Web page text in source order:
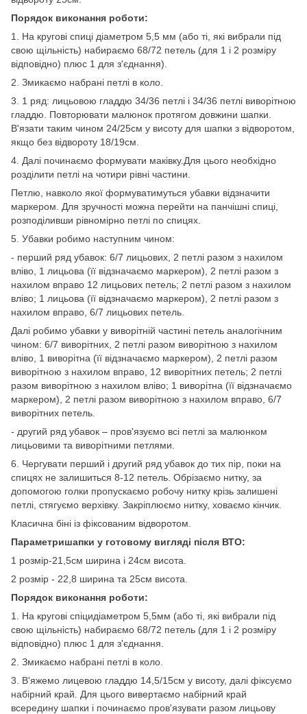
Порядок виконання роботи:
1. На кругові спиці діаметром 5,5 мм (або ті, які вибрали під
свою щільність) набираємо 68/72 петель (для 1 і 2 розміру
відповідно) плюс 1 для з'єднання).
2. Змикаємо набрані петлі в коло.
3. 1 ряд: лицьовою гладдю 34/36 петлі і 34/36 петлі виворітною
гладдю. Повторювати малюнок протягом довжини шапки.
В'язати таким чином 24/25см у висоту для шапки з відворотом,
якщо без відвороту 18/19см.
4. Далі починаємо формувати маківку.Для цього необхідно
розділити петлі на чотири рівні частини.
Петлю, навколо якої формуватимуться убавки відзначити
маркером. Для зручності можна перейти на панчішні спиці,
розподіливши рівномірно петлі по спицях.
5. Убавки робимо наступним чином:
- перший ряд убавок: 6/7 лицьових, 2 петлі разом з нахилом
вліво, 1 лицьова (її відзначаємо маркером), 2 петлі разом з
нахилом вправо 12 лицьових петель; 2 петлі разом з нахилом
вліво; 1 лицьова (її відзначаємо маркером), 2 петлі разом з
нахилом вправо, 6/7 лицьових петель.
Далі робимо убавки у виворітній частині петель аналогічним
чином: 6/7 виворітних, 2 петлі разом виворітною з нахилом
вліво, 1 виворітна (її відзначаємо маркером), 2 петлі разом
виворітною з нахилом вправо, 12 виворітних петель; 2 петлі
разом виворітною з нахилом вліво; 1 виворітна (її відзначаємо
маркером), 2 петлі разом виворітною з нахилом вправо, 6/7
виворітних петель.
- другий ряд убавок – пров'язуємо всі петлі за малюнком
лицьовими та виворітними петлями.
6. Чергувати перший і другий ряд убавок до тих пір, поки на
спицях не залишиться 8-12 петель. Обрізаємо нитку, за
допомогою голки пропускаємо робочу нитку крізь залишені
петлі, стягуємо верхівку. Закріплюємо нитку, ховаємо кінчик.
Класична біні із фіксованим відворотом.
Параметришапки у готовому вигляді після ВТО:
1 розмір-21,5см ширина і 24см висота.
2 розмір - 22,8 ширина та 25см висота.
Порядок виконання роботи:
1. На кругові спіцидіаметром 5,5мм (або ті, які вибрали під
свою щільність) набираємо 68/72 петель (для 1 і 2 розміру
відповідно) плюс 1 для з'єднання.
2. Змикаємо набрані петлі в коло.
3. В'яжемо лицевою гладдю 14,5/15см у висоту, далі фіксуємо
набірний край. Для цього вивертаємо набірний край
всередину шапки і починаємо пров'язувати разом лицьову